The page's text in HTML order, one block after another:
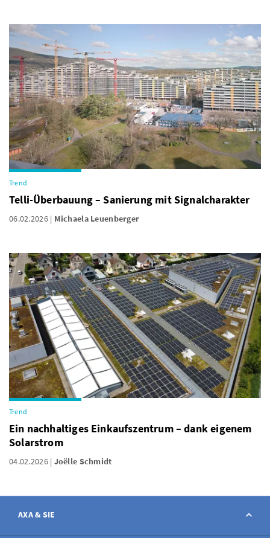
Trend
Telli-Überbauung – Sanierung mit Signalcharakter
06.02.2026 Michaela Leuenberger
Trend
Ein nachhaltiges Einkaufszentrum – dank eigenem
Solarstrom
04.02.2026 Joëlle Schmidt
AXA & SIE